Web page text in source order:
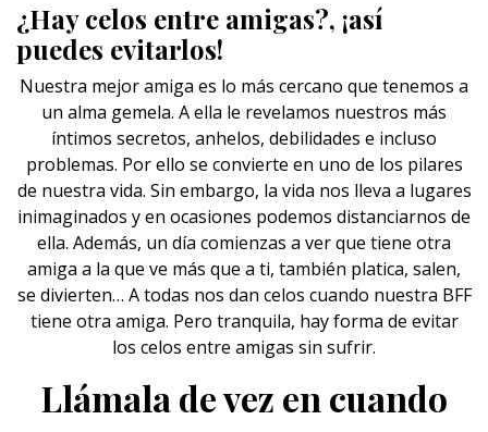
¿Hay celos entre amigas?, ¡así
puedes evitarlos!
Nuestra mejor amiga es lo más cercano que tenemos a
un alma gemela. A ella le revelamos nuestros más
íntimos secretos, anhelos, debilidades e incluso
problemas. Por ello se convierte en uno de los pilares
de nuestra vida. Sin embargo, la vida nos lleva a lugares
inimaginados y en ocasiones podemos distanciarnos de
ella. Además, un día comienzas a ver que tiene otra
amiga a la que ve más que a ti, también platica, salen,
se divierten… A todas nos dan celos cuando nuestra BFF
tiene otra amiga. Pero tranquila, hay forma de evitar
los celos entre amigas sin sufrir.
Llámala de vez en cuando